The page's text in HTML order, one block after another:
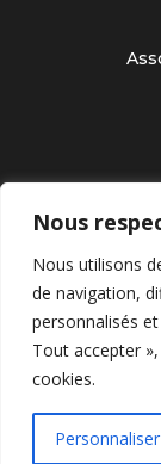
Nous
Nous utilisons
de navigation,
personnalisés
Tout accepter
cookies.
Personnaliser